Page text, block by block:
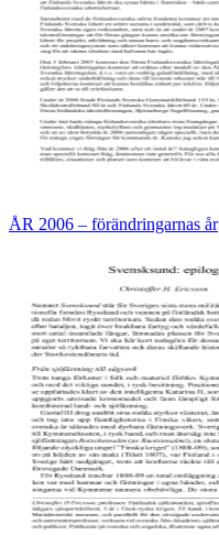
ÅR 2006 – förändringarnas år